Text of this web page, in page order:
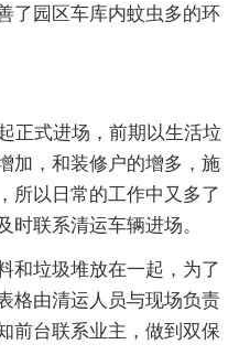
了园区车库内蚊虫多的环
式进场，前期以生活垃
加，和装修户的增多，施
所以日常的工作中又多了
时联系清运车辆进场。
垃圾堆放在一起，为了
格由清运人员与现场负责
前台联系业主，做到双保